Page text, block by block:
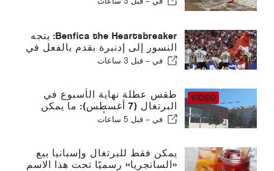
Benfica the Heartsbreaker: يتجه
النسور إلى إدنبرة بقدم بالفعل في
المرحلة التالية
في - قبل 3 ساعات
طقس عطلة نهاية الأسبوع في
البرتغال (7 أغسطس): ما يمكن
توقعه في جميع أنحاء البرتغال في
في - قبل 5 ساعات
يمكن فقط للبرتغال وإسبانيا بيع
«السانجريا» رسميًا تحت هذا الاسم